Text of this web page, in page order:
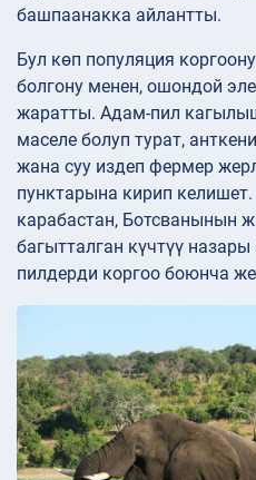
башпаанакка айлантты.
Бул көп популяция
болгону менен, ошондой
жаратты. Адам-пил
маселе болуп турат,
жана суу издеп фермер
пунктарына кирип
карабастан, Ботсванынын
багытталган күчтүү
пилдерди коргоо боюнча